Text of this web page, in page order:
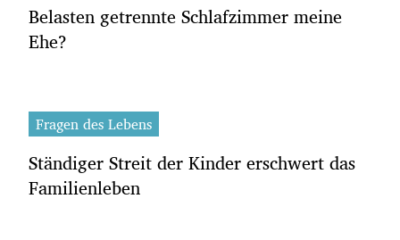
Belasten getrennte Schlafzimmer meine
Ehe?
Fragen des Lebens
Ständiger Streit der Kinder erschwert das
Familienleben